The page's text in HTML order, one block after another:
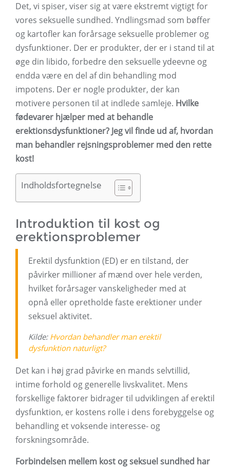
Det, vi spiser, viser sig at være ekstremt vigtigt for
vores seksuelle sundhed. Yndlingsmad som bøffer
og kartofler kan forårsage seksuelle problemer og
dysfunktioner. Der er produkter, der er i stand til at
øge din libido, forbedre den seksuelle ydeevne og
endda være en del af din behandling mod
impotens. Der er nogle produkter, der kan
motivere personen til at indlede samleje. Hvilke
fødevarer hjælper med at behandle
erektionsdysfunktioner? Jeg vil finde ud af, hvordan
man behandler rejsningsproblemer med den rette
kost!
Indholdsfortegnelse
Introduktion til kost og
erektionsproblemer
Erektil dysfunktion (ED) er en tilstand, der
påvirker millioner af mænd over hele verden,
hvilket forårsager vanskeligheder med at
opnå eller opretholde faste erektioner under
seksuel aktivitet.
Kilde: Hvordan behandler man erektil
dysfunktion naturligt?
Det kan i høj grad påvirke en mands selvtillid,
intime forhold og generelle livskvalitet. Mens
forskellige faktorer bidrager til udviklingen af ​​erektil
dysfunktion, er kostens rolle i dens forebyggelse og
behandling et voksende interesse- og
forskningsområde.
Forbindelsen mellem kost og seksuel sundhed har